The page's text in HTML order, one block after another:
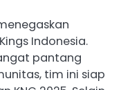
Indonesia.
pantang
tim ini siap